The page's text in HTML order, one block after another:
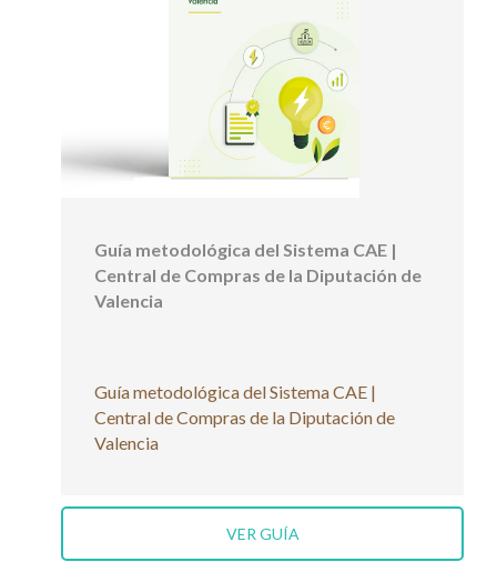
Guía metodológica del Sistema CAE |
Central de Compras de la Diputación de
Valencia
Guía metodológica del Sistema CAE |
Central de Compras de la Diputación de
Valencia
VER GUÍA